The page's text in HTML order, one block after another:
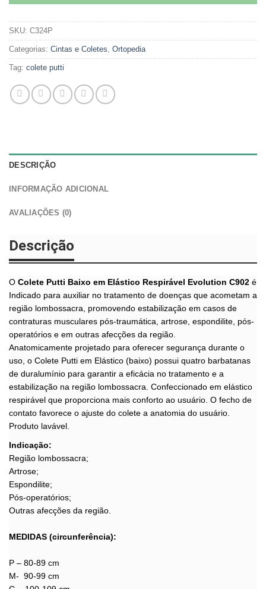
SKU: C324P
Categorias: Cintas e Coletes, Ortopedia
Tag: colete putti
DESCRIÇÃO
INFORMAÇÃO ADICIONAL
AVALIAÇÕES (0)
Descrição
O Colete Putti Baixo em Elástico Respirável Evolution C902 é
Indicado para auxiliar no tratamento de doenças que acometam a
região lombossacra, promovendo estabilização em casos de
contraturas musculares pós-traumática, artrose, espondilite, pós-
operatórios e em outras afecções da região.
Anatomicamente projetado para oferecer segurança durante o
uso, o Colete Putti em Elástico (baixo) possui quatro barbatanas
de duralumínio para garantir a eficácia no tratamento e a
estabilização na região lombossacra. Confeccionado em elástico
respirável que proporciona mais conforto ao usuário. O fecho de
contato favorece o ajuste do colete a anatomia do usuário.
Produto lavável.
Indicação:
Região lombossacra;
Artrose;
Espondilite;
Pós-operatórios;
Outras afecções da região.
MEDIDAS (circunferência):
P – 80-89 cm
M- 90-99 cm